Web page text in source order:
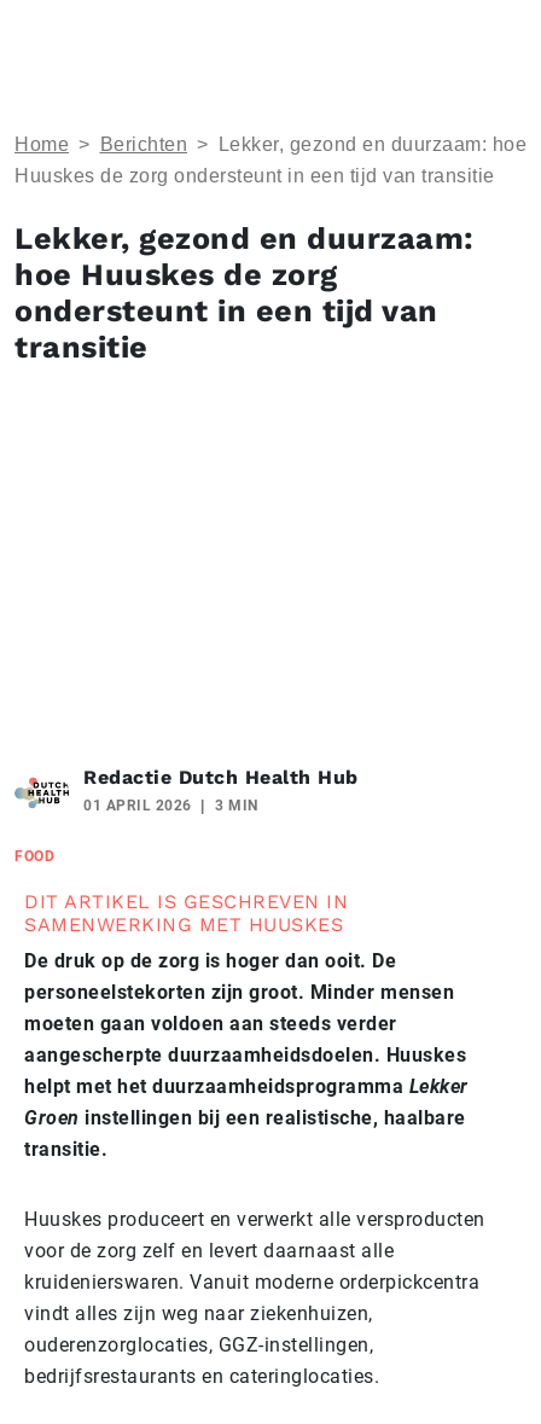
Home > Berichten >
Lekker, gezond en duurzaam: hoe
Huuskes de zorg ondersteunt in een tijd van transitie
Lekker, gezond en duurzaam:
hoe Huuskes de zorg
ondersteunt in een tijd van
transitie
Redactie Dutch Health Hub
01 APRIL 2026 3 MIN
FOOD
DIT ARTIKEL IS GESCHREVEN IN
SAMENWERKING MET HUUSKES
De druk op de zorg is hoger dan ooit. De
personeelstekorten zijn groot. Minder mensen
moeten gaan voldoen aan steeds verder
aangescherpte duurzaamheidsdoelen. Huuskes
helpt met het duurzaamheidsprogramma Lekker
Groen instellingen bij een realistische, haalbare
transitie.
Huuskes produceert en verwerkt alle versproducten
voor de zorg zelf en levert daarnaast alle
kruidenierswaren. Vanuit moderne orderpickcentra
vindt alles zijn weg naar ziekenhuizen,
ouderenzorglocaties, GGZ-instellingen,
bedrijfsrestaurants en cateringlocaties.